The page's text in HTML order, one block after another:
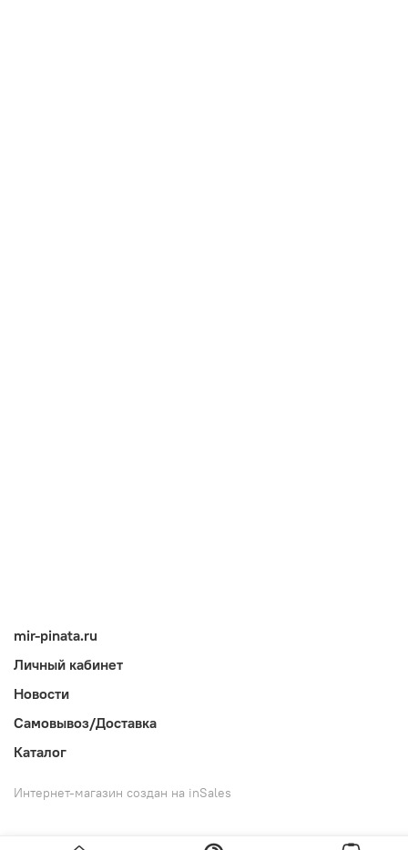
mir-pinata.ru
Личный кабинет
Новости
Самовывоз/Доставка
Каталог
Интернет-магазин создан на inSales